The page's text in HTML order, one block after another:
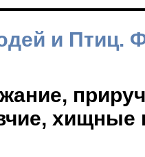
и Птиц.
хищные